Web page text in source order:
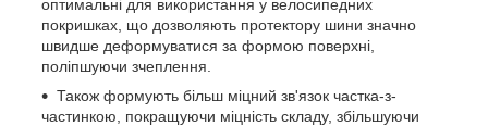
оптимальні для використання у велосипедних
покришках, що дозволяють протектору шини значно
швидше деформуватися за формою поверхні,
поліпшуючи зчеплення.
Також формують більш міцний зв'язок частка-з-
частинкою, покращуючи міцність складу, збільшуючи